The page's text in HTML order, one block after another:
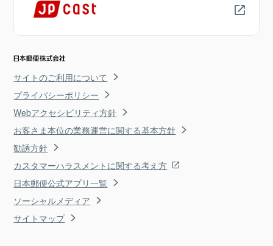
サイトのご利用について
プライバシーポリシー
Webアクセシビリティ方針
お客さま本位の業務運営に関する基本方針
勧誘方針
カスタマーハラスメントに関する考え方
日本郵便公式アプリ一覧
ソーシャルメディア
サイトマップ